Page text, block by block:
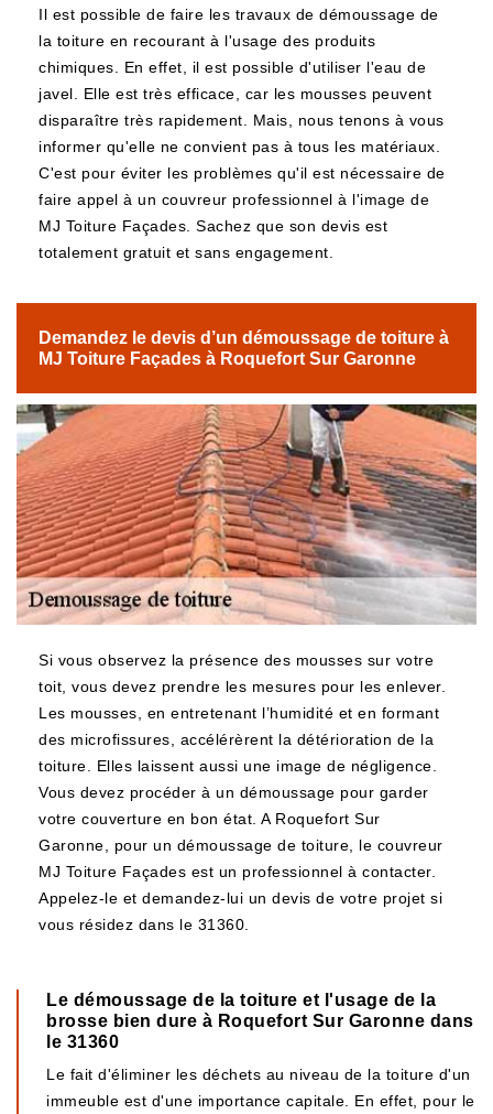
Il est possible de faire les travaux de démoussage de
la toiture en recourant à l'usage des produits
chimiques. En effet, il est possible d'utiliser l'eau de
javel. Elle est très efficace, car les mousses peuvent
disparaître très rapidement. Mais, nous tenons à vous
informer qu'elle ne convient pas à tous les matériaux.
C'est pour éviter les problèmes qu'il est nécessaire de
faire appel à un couvreur professionnel à l'image de
MJ Toiture Façades. Sachez que son devis est
totalement gratuit et sans engagement.
Demandez le devis d’un démoussage de toiture à
MJ Toiture Façades à Roquefort Sur Garonne
Si vous observez la présence des mousses sur votre
toit, vous devez prendre les mesures pour les enlever.
Les mousses, en entretenant l’humidité et en formant
des microfissures, accélérèrent la détérioration de la
toiture. Elles laissent aussi une image de négligence.
Vous devez procéder à un démoussage pour garder
votre couverture en bon état. A Roquefort Sur
Garonne, pour un démoussage de toiture, le couvreur
MJ Toiture Façades est un professionnel à contacter.
Appelez-le et demandez-lui un devis de votre projet si
vous résidez dans le 31360.
Le démoussage de la toiture et l'usage de la
brosse bien dure à Roquefort Sur Garonne dans
le 31360
Le fait d'éliminer les déchets au niveau de la toiture d'un
immeuble est d'une importance capitale. En effet, pour le